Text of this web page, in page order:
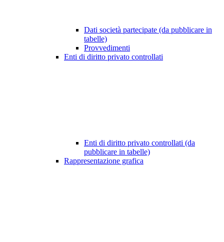
Dati società partecipate (da pubblicare in
tabelle)
Provvedimenti
Enti di diritto privato controllati
Enti di diritto privato controllati (da
pubblicare in tabelle)
Rappresentazione grafica